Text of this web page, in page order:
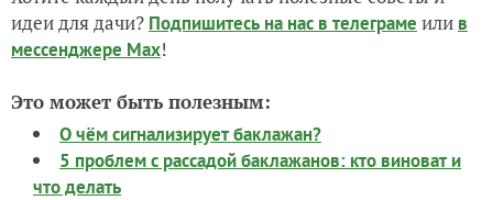
идеи для дачи? Подпишитесь на нас в телеграме или в
мессенджере Max!
Это может быть полезным:
О чём сигнализирует баклажан?
5 проблем с рассадой баклажанов: кто виноват и
что делать